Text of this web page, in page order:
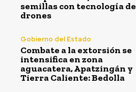
semillas con tecnología de
drones
Gobierno del Estado
Combate a la extorsión se
intensifica en zona
aguacatera, Apatzingán y
Tierra Caliente: Bedolla